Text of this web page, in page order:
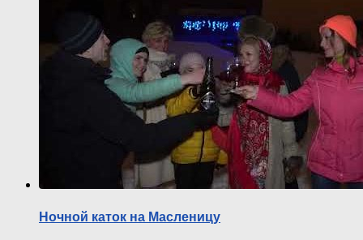
Ночной каток на Масленицу